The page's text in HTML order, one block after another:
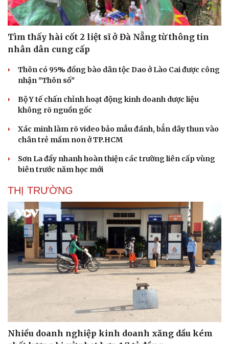
Tìm thấy hài cốt 2 liệt sĩ ở Đà Nẵng từ thông tin
nhân dân cung cấp
Thôn có 95% đồng bào dân tộc Dao ở Lào Cai được công
nhận "Thôn số"
Bộ Y tế chấn chỉnh hoạt động kinh doanh dược liệu
không rõ nguồn gốc
Xác minh làm rõ video bảo mẫu đánh, bắn dây thun vào
chân trẻ mầm non ở TP.HCM
Sơn La đẩy nhanh hoàn thiện các trường liên cấp vùng
biên trước năm học mới
THỊ TRƯỜNG
Nhiều doanh nghiệp kinh doanh xăng dầu kém